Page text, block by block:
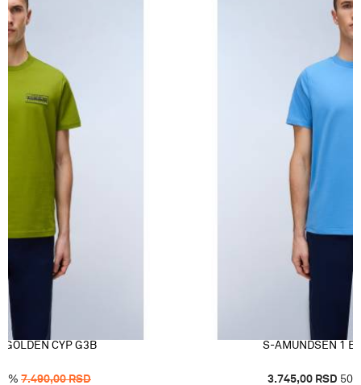
Proizvođač VF International SAGL, Stabio, Švajcarska
Uvoznik Punto Blu d.o.o., Hadži-Melentijeva 59,
CYP G3B
% 7.490,00RSD
S-AMUNDSEN 1
3.745,00 RSD 50